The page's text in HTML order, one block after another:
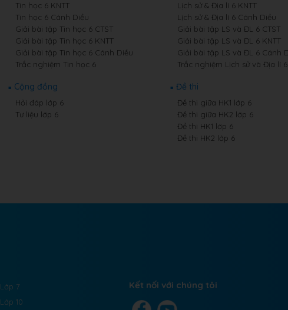
Tin học 6 KNTT
Tin học 6 Cánh Diều
Giải bài tập Tin học 6 CTST
Giải bài tập Tin học 6 KNTT
Giải bài tập Tin học 6 Cánh Diều
Trắc nghiệm Tin học 6
Lịch sử & Địa lí 6 KNTT
Lịch sử & Địa lí 6 Cánh Diều
Giải bài tập LS và ĐL 6 CTST
Giải bài tập LS và ĐL 6 KNTT
Giải bài tập LS và ĐL 6 Cánh
Trắc nghiệm Lịch sử và Địa lí 6
Cộng đồng
Hỏi đáp lớp 6
Tư liệu lớp 6
Đề thi
Đề thi giữa HK1 lớp 6
Đề thi giữa HK2 lớp 6
Đề thi HK1 lớp 6
Đề thi HK2 lớp 6
Lớp 7
Lớp 10
Kết nối với chúng tôi